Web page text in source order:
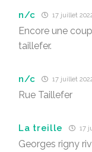
n/c 17 juillet
Encore une
taillefer.
n/c 17 juillet
Rue Taillefer
La treille 17
Georges rigny